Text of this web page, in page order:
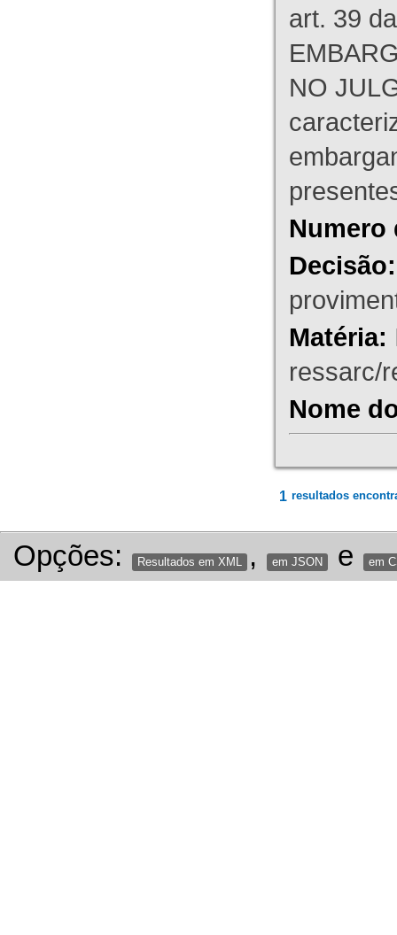
art. 39
NO
Numero
Decisão:
Matéria:
ressarc/
Nome
1 resultados
Opções: Resultados em XML , em JSON e em